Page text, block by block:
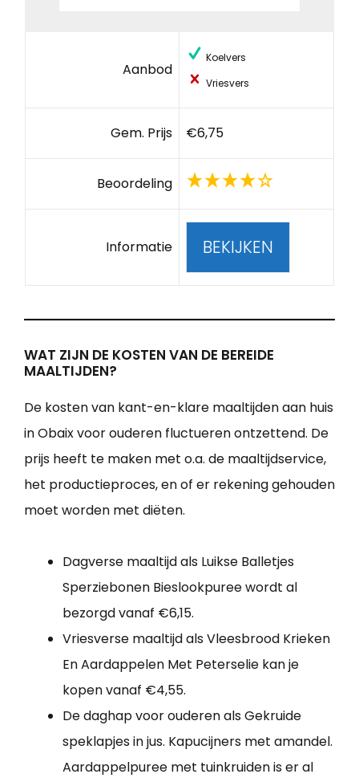
Aanbod
Koelvers
Vriesvers
Gem. Prijs €6,75
Beoordeling
Informatie BEKIJKEN
WAT ZIJN DE KOSTEN VAN DE BEREIDE
MAALTIJDEN?
De kosten van kant-en-klare maaltijden aan huis
in Obaix voor ouderen fluctueren ontzettend. De
prijs heeft te maken met o.a. de maaltijdservice,
het productieproces, en of er rekening gehouden
moet worden met diëten.
Dagverse maaltijd als Luikse Balletjes
Sperziebonen Bieslookpuree wordt al
bezorgd vanaf €6,15.
Vriesverse maaltijd als Vleesbrood Krieken
En Aardappelen Met Peterselie kan je
kopen vanaf €4,55.
De daghap voor ouderen als Gekruide
speklapjes in jus. Kapucijners met amandel.
Aardappelpuree met tuinkruiden is er al